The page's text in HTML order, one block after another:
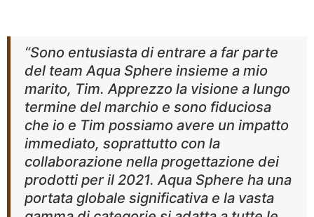
“Sono entusiasta di entrare a far parte
del team Aqua Sphere insieme a mio
marito, Tim. Apprezzo la visione a lungo
termine del marchio e sono fiduciosa
che io e Tim possiamo avere un impatto
immediato, soprattutto con la
collaborazione nella progettazione dei
prodotti per il 2021. Aqua Sphere ha una
portata globale significativa e la vasta